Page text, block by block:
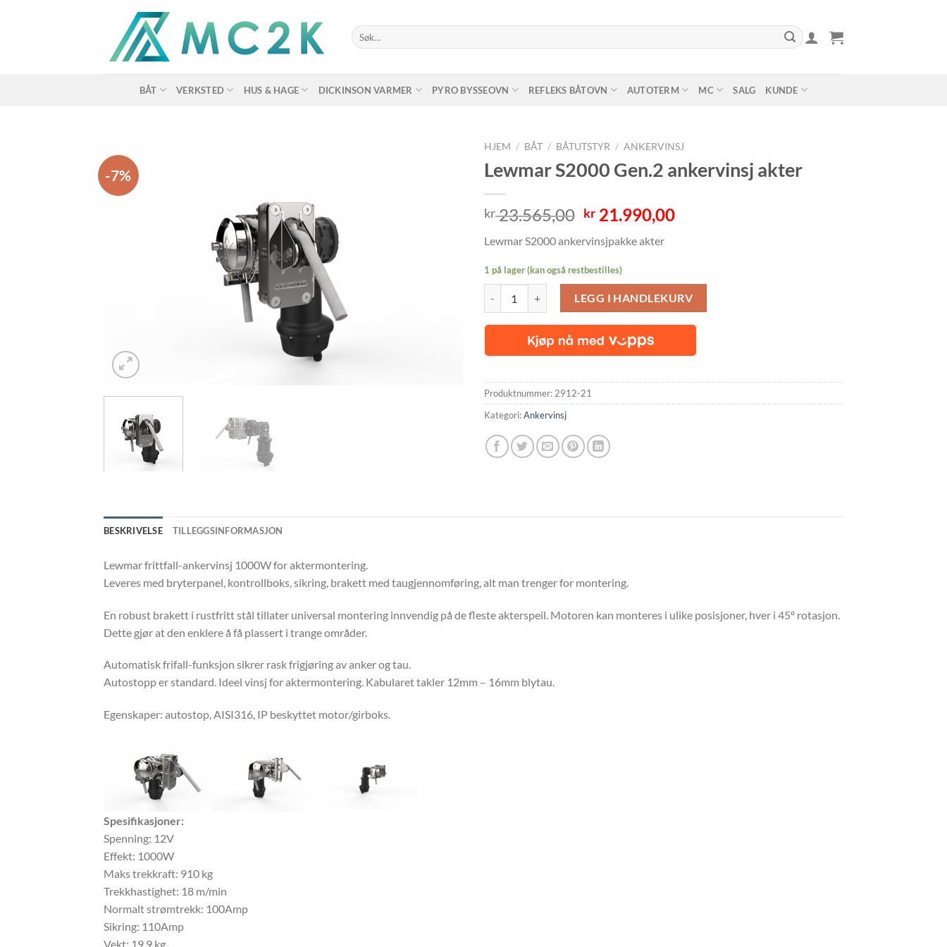
Søk
etter:
BÅT VERKSTED HUS & HAGE DICKINSON VARMER PYRO BYSSEOVN REFLEKS BÅTOVN AUTOTERM MC SALG KUNDE
-7%
HJEM / BÅT / BÅTUTSTYR / ANKERVINSJ
Lewmar S2000 Gen.2 ankervinsj akter
kr23.565,00 Opprinnelig
var:
kr 23.565,00.
kr 21.990,00Nåværende
Lewmar S2000 ankervinsjpakke akter
1 på lager (kan også restbestilles)
LEGG I HANDLEKURV
Produktnummer: 2912-21
Kategori:Ankervinsj
BESKRIVELSE TILLEGGSINFORMASJON
Lewmar frittfall-ankervinsj 1000W for aktermontering.
Leveres med bryterpanel, kontrollboks, sikring, brakett med taugjennomføring, alt man trenger for montering.
En robust brakett i rustfritt stål tillater universal montering innvendig på de fleste akterspeil. Motoren kan monteres i ulike posisjoner, hver i 45º rotasjon.
Dette gjør at den enklere å få plassert i trange områder.
Automatisk frifall-funksjon sikrer rask frigjøring av anker og tau.
Autostopp er standard. Ideel vinsj for aktermontering. Kabularet takler 12mm – 16mm blytau.
Egenskaper: autostop, AISI316, IP beskyttet motor/girboks.
Spesifikasjoner:
Spenning: 12V
Effekt: 1000W
Maks trekkraft: 910 kg
Trekkhastighet: 18 m/min
Normalt strømtrekk: 100Amp
Sikring: 110Amp
Vekt: 19,9 kg